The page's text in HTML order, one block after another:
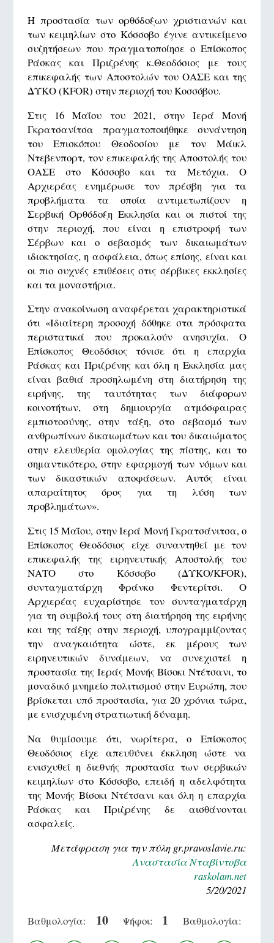
Η προστασία των ορθόδοξων χριστιανών και
των κειμηλίων στο Κόσσοβο έγινε αντικείμενο
συζητήσεων που πραγματοποίησε ο Επίσκοπος
Ράσκας και Πριζρένης κ.Θεοδόσιος με τους
επικεφαλής των Αποστολών του ΟΑΣΕ και της
ΔΥΚΟ (KFOR) στην περιοχή του Κοσσόβου.
Στις 16 Μαΐου του 2021, στην Ιερά Μονή
Γκρατσανίτσα πραγματοποιήθηκε συνάντηση
του Επισκόπου Θεοδοσίου με τον Μάικλ
Ντεβενπορτ, τον επικεφαλής της Αποστολής του
ΟΑΣΕ στο Κόσσοβο και τα Μετόχια. Ο
Αρχιερέας ενημέρωσε τον πρέσβη για τα
προβλήματα τα οποία αντιμετωπίζουν η
Σερβική Ορθόδοξη Εκκλησία και οι πιστοί της
στην περιοχή, που είναι η επιστροφή των
Σέρβων και ο σεβασμός των δικαιωμάτων
ιδιοκτησίας, η ασφάλεια, όπως επίσης, είναι και
οι πιο συχνές επιθέσεις στις σέρβικες εκκλησίες
και τα μοναστήρια.
Στην ανακοίνωση αναφέρεται χαρακτηριστικά
ότι «Ιδιαίτερη προσοχή δόθηκε στα πρόσφατα
περιστατικά που προκαλούν ανησυχία. Ο
Επίσκοπος Θεοδόσιος τόνισε ότι η επαρχία
Ράσκας και Πριζρένης και όλη η Εκκλησία μας
είναι βαθιά προσηλωμένη στη διατήρηση της
ειρήνης, της ταυτότητας των διάφορων
κοινοτήτων, στη δημιουργία ατμόσφαιρας
εμπιστοσύνης, στην τάξη, στο σεβασμό των
ανθρωπίνων δικαιωμάτων και του δικαιώματος
στην ελευθερία ομολογίας της πίστης, και το
σημαντικότερο, στην εφαρμογή των νόμων και
των δικαστικών αποφάσεων. Αυτός είναι
απαραίτητος όρος για τη λύση των
προβλημάτων».
Στις 15 Μαΐου, στην Ιερά Μονή Γκρατσάνιτσα, ο
Επίσκοπος Θεοδόσιος είχε συναντηθεί με τον
επικεφαλής της ειρηνευτικής Αποστολής του
ΝΑΤΟ στο Κόσσοβο (ΔΥΚΟ/KFOR),
συνταγματάρχη Φράνκο Φεντερίτσι. Ο
Αρχιερέας ευχαρίστησε τον συνταγματάρχη
για τη συμβολή τους στη διατήρηση της ειρήνης
και της τάξης στην περιοχή, υπογραμμίζοντας
την αναγκαιότητα ώστε, εκ μέρους των
ειρηνευτικών δυνάμεων, να συνεχιστεί η
προστασία της Ιεράς Μονής Βίσοκι Ντέτσανι, το
μοναδικό μνημείο πολιτισμού στην Ευρώπη, που
βρίσκεται υπό προστασία, για 20 χρόνια τώρα,
με ενισχυμένη στρατιωτική δύναμη.
Να θυμίσουμε ότι, νωρίτερα, ο Επίσκοπος
Θεοδόσιος είχε απευθύνει έκκληση ώστε να
ενισχυθεί η διεθνής προστασία των σερβικών
κειμηλίων στο Κόσσοβο, επειδή η αδελφότητα
της Μονής Βίσοκι Ντέτσανι και όλη η επαρχία
Ράσκας και Πριζρένης δε αισθάνονται
ασφαλείς.
Μετάφραση για την πύλη gr.pravoslavie.ru:
Αναστασία Νταβίντοβα
raskolam.net
5/20/2021
Βαθμολογία: 10 Ψήφοι: 1 Βαθμολογία: